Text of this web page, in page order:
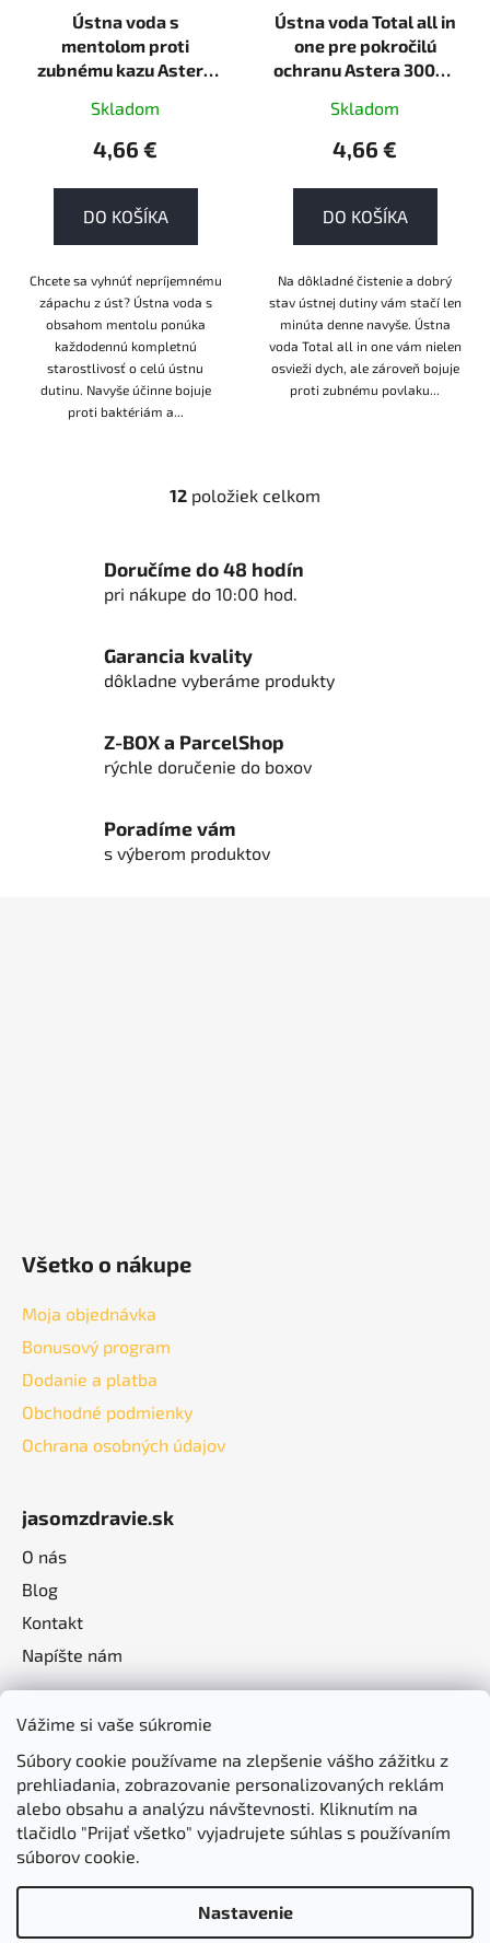
Vážime si vaše súkromie
Súbory cookie používame na zlepšenie vášho zážitku z
prehliadania, zobrazovanie personalizovaných reklám
alebo obsahu a analýzu návštevnosti. Kliknutím na
tlačidlo "Prijať všetko" vyjadrujete súhlas s používaním
súborov cookie.
Nastavenie
Ústna voda s
mentolom proti
zubnému kazu Astera
Skladom
4,66 €
DO KOŠÍKA
Chcete sa vyhnúť nepríjemnému
zápachu z úst? Ústna voda s
obsahom mentolu ponúka
každodennú kompletnú
starostlivosť o celú ústnu
dutinu. Navyše účinne bojuje
proti baktériám a...
Ústna voda Total all in
one pre pokročilú
ochranu Astera 300ml
Skladom
4,66 €
DO KOŠÍKA
Na dôkladné čistenie a dobrý
stav ústnej dutiny vám stačí len
minúta denne navyše. Ústna
voda Total all in one vám nielen
osvieži dych, ale zároveň bojuje
proti zubnému povlaku...
O
á
d
c
i
r
v
v
ý
12 položiek celkom
Doručíme do 48 hodín
pri nákupe do 10:00 hod.
Garancia kvality
dôkladne vyberáme produkty
Z-BOX a ParcelShop
rýchle doručenie do boxov
Poradíme vám
s výberom produktov
Všetko o nákupe
Moja objednávka
Bonusový program
Dodanie a platba
Obchodné podmienky
Ochrana osobných údajov
jasomzdravie.sk
O nás
Blog
Kontakt
Napíšte nám